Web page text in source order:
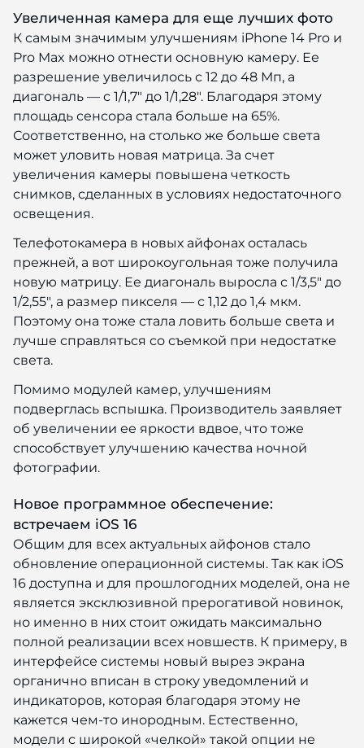
Увеличенная камера для еще лучших фото
К самым значимым улучшениям iPhone 14 Pro и
Pro Max можно отнести основную камеру. Ее
разрешение увеличилось с 12 до 48 Мп, а
диагональ — с 1/1,7" до 1/1,28". Благодаря этому
площадь сенсора стала больше на 65%.
Соответственно, на столько же больше света
может уловить новая матрица. За счет
увеличения камеры повышена четкость
снимков, сделанных в условиях недостаточного
освещения.
Телефотокамера в новых айфонах осталась
прежней, а вот широкоугольная тоже получила
новую матрицу. Ее диагональ выросла с 1/3,5" до
1/2,55", а размер пикселя — с 1,12 до 1,4 мкм.
Поэтому она тоже стала ловить больше света и
лучше справляться со съемкой при недостатке
света.
Помимо модулей камер, улучшениям
подверглась вспышка. Производитель заявляет
об увеличении ее яркости вдвое, что тоже
способствует улучшению качества ночной
фотографии.
Новое программное обеспечение:
встречаем iOS 16
Общим для всех актуальных айфонов стало
обновление операционной системы. Так как iOS
16 доступна и для прошлогодних моделей, она не
является эксклюзивной прерогативой новинок,
но именно в них стоит ожидать максимально
полной реализации всех новшеств. К примеру, в
интерфейсе системы новый вырез экрана
органично вписан в строку уведомлений и
индикаторов, которая благодаря этому не
кажется чем-то инородным. Естественно,
модели с широкой «челкой» такой опции не